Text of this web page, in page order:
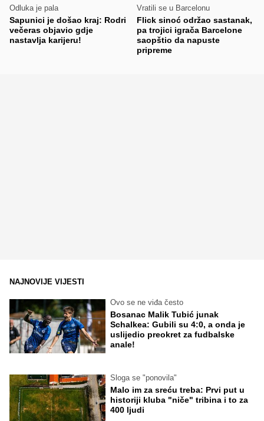
Odluka je pala
Sapunici je došao kraj: Rodri
večeras objavio gdje
nastavlja karijeru!
Vratili se u Barcelonu
Flick sinoć održao sastanak,
pa trojici igrača Barcelone
saopštio da napuste
pripreme
NAJNOVIJE VIJESTI
Ovo se ne viđa često
Bosanac Malik Tubić junak
Schalkea: Gubili su 4:0, a onda je
uslijedio preokret za fudbalske
anale!
Sloga se "ponovila"
Malo im za sreću treba: Prvi put u
historiji kluba "niče" tribina i to za
400 ljudi